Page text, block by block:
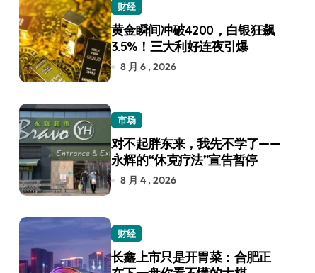
财经
黄金瞬间冲破4200，白银狂飙
3.5%！三大利好连夜引爆
8 月 6 , 2026
市场
对不起胖东来，我先不学了——
永辉的“休克疗法”宣告暂停
8 月 4 , 2026
财经
长鑫上市只是开胃菜：合肥正